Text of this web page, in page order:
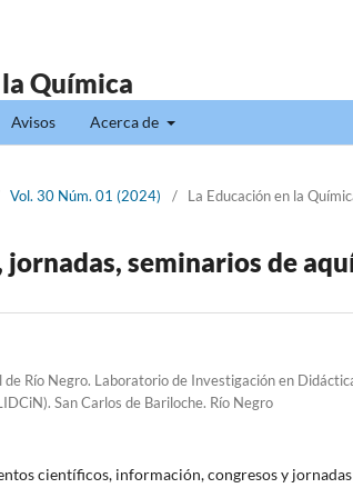
Química
Avisos Acerca de
Vol. 30 Núm. 01 (2024) / La Educación en la
jornadas, seminarios de
de Río Negro. Laboratorio de Investigación en
San Carlos de Bariloche. Río Negro
científicos, información, congresos y jornadas